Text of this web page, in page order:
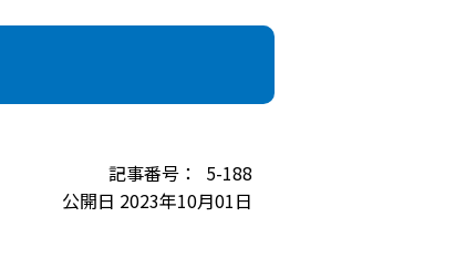
5-188
公開日 2023年10月01日